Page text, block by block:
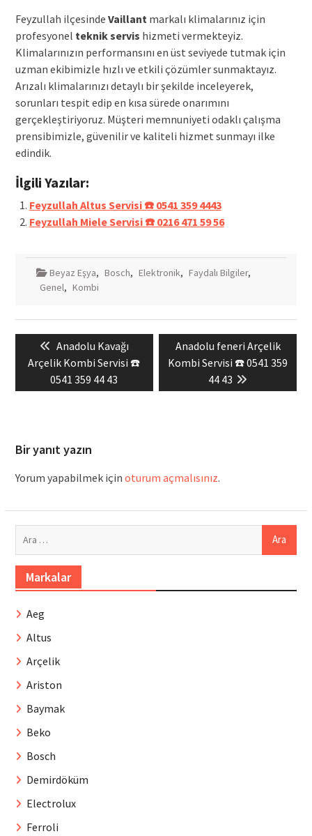
Feyzullah ilçesinde Vaillant markalı klimalarınız için
profesyonel teknik servis hizmeti vermekteyiz.
Klimalarınızın performansını en üst seviyede tutmak için
uzman ekibimizle hızlı ve etkili çözümler sunmaktayız.
Arızalı klimalarınızı detaylı bir şekilde inceleyerek,
sorunları tespit edip en kısa sürede onarımını
gerçekleştiriyoruz. Müşteri memnuniyeti odaklı çalışma
prensibimizle, güvenilir ve kaliteli hizmet sunmayı ilke
edindik.
İlgili Yazılar:
Feyzullah Altus Servisi ☎️ 0541 359 4443
Feyzullah Miele Servisi ☎️ 0216 471 59 56
Beyaz Eşya, Bosch, Elektronik, Faydalı Bilgiler,
Genel, Kombi
gezinmesiPrevious
post:
Anadolu Kavağı
Arçelik Kombi Servisi ☎️
0541 359 44 43
Next
post:
Anadolu feneri Arçelik
Kombi Servisi ☎️ 0541 359
44 43
Bir yanıt yazın
Yorum yapabilmek için oturum açmalısınız.
Markalar
Aeg
Altus
Arçelik
Ariston
Baymak
Beko
Bosch
Demirdöküm
Electrolux
Ferroli